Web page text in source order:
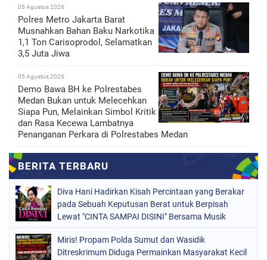
05 Agustus 2026
Polres Metro Jakarta Barat
Musnahkan Bahan Baku Narkotika
1,1 Ton Carisoprodol, Selamatkan
3,5 Juta Jiwa
05 Agustus 2026
Demo Bawa BH ke Polrestabes
Medan Bukan untuk Melecehkan
Siapa Pun, Melainkan Simbol Kritik
dan Rasa Kecewa Lambatnya
Penanganan Perkara di Polrestabes Medan
Diva Hani Hadirkan Kisah Percintaan yang Berakar
pada Sebuah Keputusan Berat untuk Berpisah
Lewat "CINTA SAMPAI DISINI" Bersama Musik
Miris! Propam Polda Sumut dan Wasidik
Ditreskrimum Diduga Permainkan Masyarakat Kecil